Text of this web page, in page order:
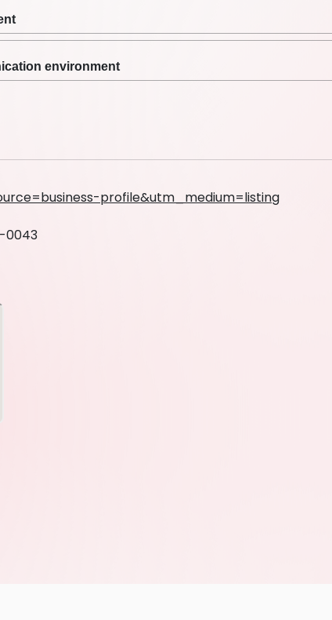
environment
profile&utm_medium=listing
0043